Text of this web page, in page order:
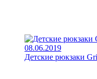
08.06.2019
Детские рюкзаки